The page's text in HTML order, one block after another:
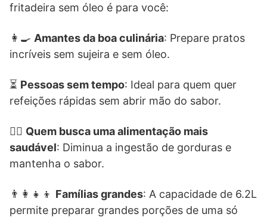
fritadeira sem óleo é para você:
👩‍🍳 Amantes da boa culinária: Prepare pratos
incríveis sem sujeira e sem óleo.
⏳ Pessoas sem tempo: Ideal para quem quer
refeições rápidas sem abrir mão do sabor.
🏋️‍♀️ Quem busca uma alimentação mais
saudável: Diminua a ingestão de gorduras e
mantenha o sabor.
👨‍👩‍👧‍👦 Famílias grandes: A capacidade de 6.2L
permite preparar grandes porções de uma só